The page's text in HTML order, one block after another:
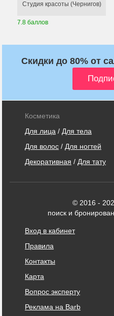
Студия красоты (Чернигов)
7.8 баллов
Скидки до 80% от
Косметика
Для лица / Для тела
Для волос / Для ногтей
Декоративная / Для тату
© 2016 -
поиск и
Вход в кабинет
Правила
Контакты
Карта
Вопрос эксперту
Реклама на Barb